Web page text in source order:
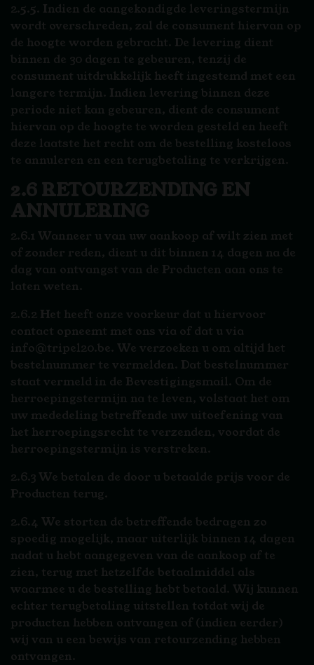
2.5.5. Indien de aangekondigde leveringstermijn
wordt overschreden, zal de consument hiervan op
de hoogte worden gebracht. De levering dient
binnen de 30 dagen te gebeuren, tenzij de
consument uitdrukkelijk heeft ingestemd met een
langere termijn. Indien levering binnen deze
periode niet kan gebeuren, dient de consument
hiervan op de hoogte te worden gesteld en heeft
deze laatste het recht om de bestelling kosteloos
te annuleren en een terugbetaling te verkrijgen.
2.6 RETOURZENDING EN
ANNULERING
2.6.1 Wanneer u van uw aankoop af wilt zien met
of zonder reden, dient u dit binnen 14 dagen na de
dag van ontvangst van de Producten aan ons te
laten weten.
2.6.2 Het heeft onze voorkeur dat u hiervoor
contact opneemt met ons via of dat u via
info@tripel20.be. We verzoeken u om altijd het
bestelnummer te vermelden. Dat bestelnummer
staat vermeld in de Bevestigingsmail. Om de
herroepingstermijn na te leven, volstaat het om
uw mededeling betreffende uw uitoefening van
het herroepingsrecht te verzenden, voordat de
herroepingstermijn is verstreken.
2.6.3 We betalen de door u betaalde prijs voor de
Producten terug.
2.6.4 We storten de betreffende bedragen zo
spoedig mogelijk, maar uiterlijk binnen 14 dagen
nadat u hebt aangegeven van de aankoop af te
zien, terug met hetzelfde betaalmiddel als
waarmee u de bestelling hebt betaald. Wij kunnen
echter terugbetaling uitstellen totdat wij de
producten hebben ontvangen of (indien eerder)
wij van u een bewijs van retourzending hebben
ontvangen.